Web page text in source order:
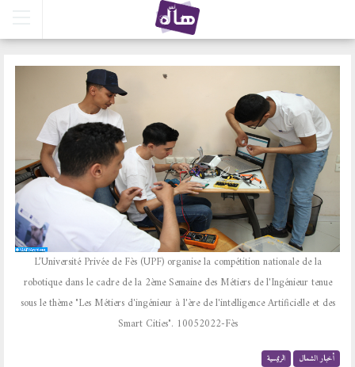
L’Université Privée de Fès (UPF) organise la compétition nationale de la
robotique dans le cadre de la 2ème Semaine des Métiers de l'Ingénieur tenue
sous le thème "Les Métiers d'ingénieur à l'ère de l'intelligence Artificielle et des
Smart Cities". 10052022-Fès
أخبار الشمال الرئيسية